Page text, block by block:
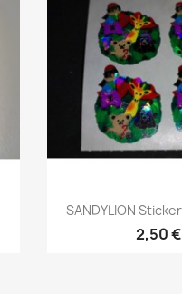
SANDYLION
2,50 €